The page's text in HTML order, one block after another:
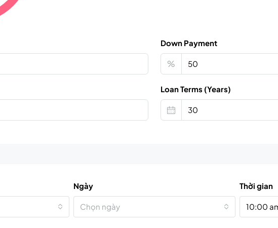
Down Payment
%
Loan Terms (Years)
Ngày
Chọn ngày
Thời gian
10:00